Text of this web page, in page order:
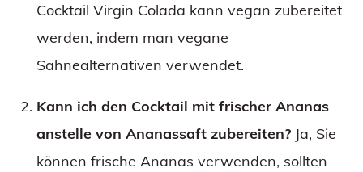
Cocktail Virgin Colada kann vegan zubereitet
werden, indem man vegane
Sahnealternativen verwendet.
Kann ich den Cocktail mit frischer Ananas
anstelle von Ananassaft zubereiten? Ja, Sie
können frische Ananas verwenden, sollten